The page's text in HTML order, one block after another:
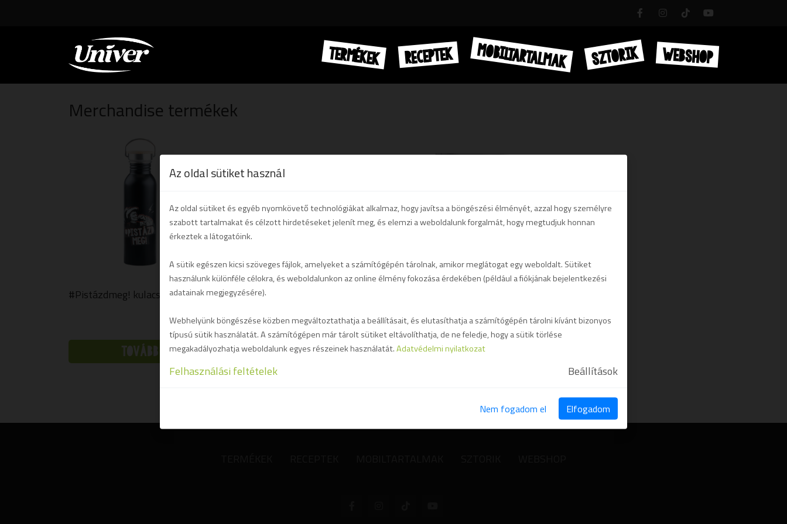
TERMÉKEK RECEPTEK MOBILTARTALMAK SZTORIK WEBSHOP
Merchandise termékek
#Pistázdmeg! kulacs
TOVÁBB
#Pistázdmeg! napszemüveg
TOVÁBB TOVÁBB
Az oldal sütiket használ
Az oldal sütiket és egyéb nyomkövető technológiákat alkalmaz, hogy javítsa a böngészési élményét, azzal hogy személyre
szabott tartalmakat és célzott hirdetéseket jelenít meg, és elemzi a weboldalunk forgalmát, hogy megtudjuk honnan
érkeztek a látogatóink.
A sütik egészen kicsi szöveges fájlok, amelyeket a számítógépén tárolnak, amikor meglátogat egy weboldalt. Sütiket
használunk különféle célokra, és weboldalunkon az online élmény fokozása érdekében (például a fiókjának bejelentkezési
adatainak megjegyzésére).
Webhelyünk böngészése közben megváltoztathatja a beállításait, és elutasíthatja a számítógépén tárolni kívánt bizonyos
típusú sütik használatát. A számítógépen már tárolt sütiket eltávolíthatja, de ne feledje, hogy a sütik törlése
megakadályozhatja weboldalunk egyes részeinek használatát.Adatvédelmi nyilatkozat
Felhasználási feltételek Beállítások
Nem fogadom el Elfogadom